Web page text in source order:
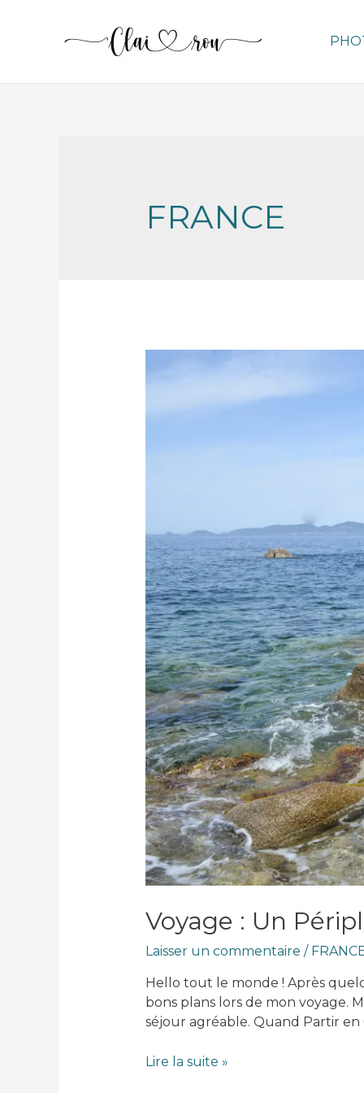
FRANCE
Voyage : Un
Laisser un commentaire /
Hello tout le monde ! Après
bons plans lors de mon voyage.
séjour agréable. Quand Partir
Voyage
Lire la suite »